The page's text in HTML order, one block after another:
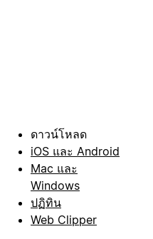
ดาวน์โหลด
iOS และ Android
Mac และ
Windows
ปฏิทิน
Web Clipper